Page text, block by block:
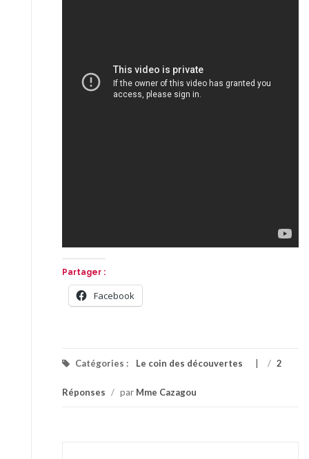
Partager :
Facebook
Catégories : Le coin des découvertes / 2
Réponses / par Mme Cazagou